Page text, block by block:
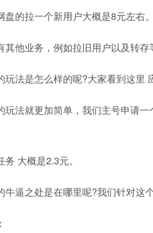
盘的拉一个新用户大概是8元左右
其他业务，例如拉旧用户以及转
玩法是怎么样的呢?大家看到这里
玩法就更加简单，我们主号申请
大概是2.3元。
牛逼之处是在哪里呢?我们针对这